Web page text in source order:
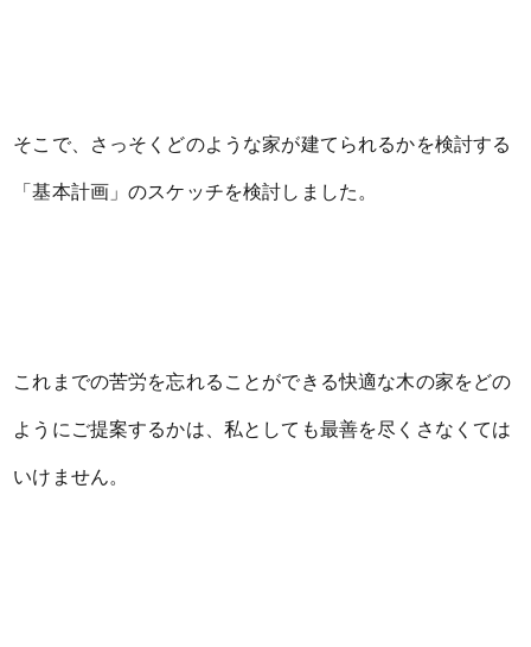
そこで、さっそくどのような家が建てられるかを検討する
「基本計画」のスケッチを検討しました。
これまでの苦労を忘れることができる快適な木の家をどの
ようにご提案するかは、私としても最善を尽くさなくては
いけません。